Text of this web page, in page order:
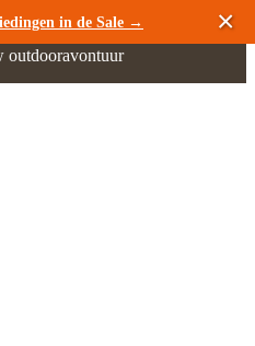
in de Sale →
outdooravontuur